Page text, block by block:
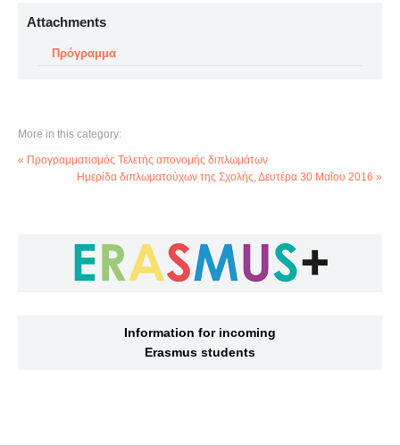
Attachments
Πρόγραμμα
More in this category:
« Προγραμματισμός Τελετής απονομής διπλωμάτων
Ημερίδα διπλωματούχων της Σχολής, Δευτέρα 30 Μαΐου 2016 »
Information for incoming
Erasmus students